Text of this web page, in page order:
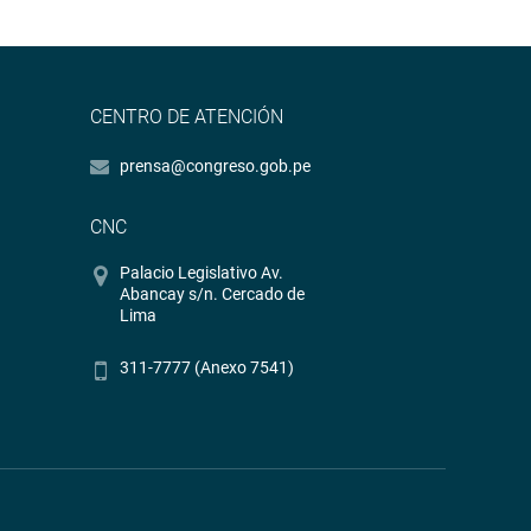
CENTRO DE ATENCIÓN
prensa@congreso.gob.pe
CNC
Palacio Legislativo Av.
Abancay s/n. Cercado de
Lima
311-7777 (Anexo 7541)